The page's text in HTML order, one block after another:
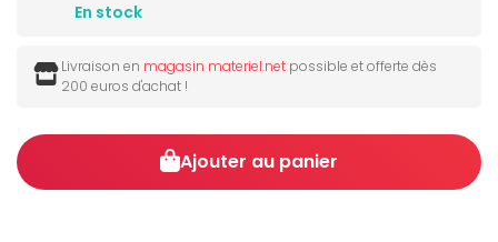
En stock
Livraison en magasin materiel.net possible et offerte dès
200 euros d'achat !
Ajouter au panier